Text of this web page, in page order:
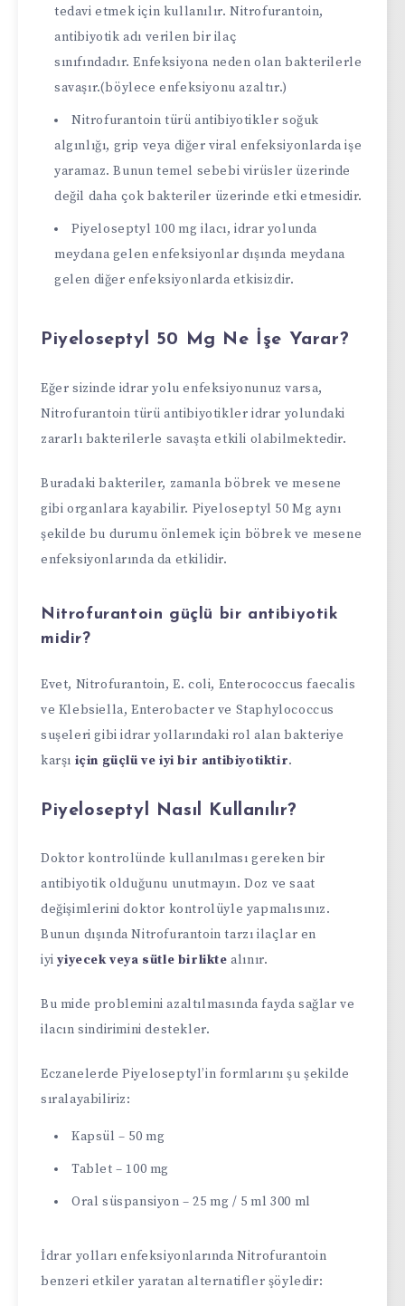
tedavi etmek için kullanılır. Nitrofurantoin,
antibiyotik adı verilen bir ilaç
sınıfındadır. Enfeksiyona neden olan bakterilerle
savaşır.(böylece enfeksiyonu azaltır.)
Nitrofurantoin türü antibiyotikler soğuk
algınlığı, grip veya diğer viral enfeksiyonlarda işe
yaramaz. Bunun temel sebebi virüsler üzerinde
değil daha çok bakteriler üzerinde etki etmesidir.
Piyeloseptyl 100 mg ilacı, idrar yolunda
meydana gelen enfeksiyonlar dışında meydana
gelen diğer enfeksiyonlarda etkisizdir.
Piyeloseptyl 50 Mg Ne İşe Yarar?
Eğer sizinde idrar yolu enfeksiyonunuz varsa,
Nitrofurantoin türü antibiyotikler idrar yolundaki
zararlı bakterilerle savaşta etkili olabilmektedir.
Buradaki bakteriler, zamanla böbrek ve mesene
gibi organlara kayabilir. Piyeloseptyl 50 Mg aynı
şekilde bu durumu önlemek için böbrek ve mesene
enfeksiyonlarında da etkilidir.
Nitrofurantoin güçlü bir antibiyotik
midir?
Evet, Nitrofurantoin, E. coli, Enterococcus faecalis
ve Klebsiella, Enterobacter ve Staphylococcus
suşeleri gibi idrar yollarındaki rol alan bakteriye
karşı için güçlü ve iyi bir antibiyotiktir.
Piyeloseptyl Nasıl Kullanılır?
Doktor kontrolünde kullanılması gereken bir
antibiyotik olduğunu unutmayın. Doz ve saat
değişimlerini doktor kontrolüyle yapmalısınız.
Bunun dışında Nitrofurantoin tarzı ilaçlar en
iyiyiyecek veya sütle birlikte alınır.
Bu mide problemini azaltılmasında fayda sağlar ve
ilacın sindirimini destekler.
Eczanelerde Piyeloseptyl’in formlarını şu şekilde
sıralayabiliriz:
Kapsül – 50 mg
Tablet – 100 mg
Oral süspansiyon – 25 mg / 5 ml 300 ml
İdrar yolları enfeksiyonlarında Nitrofurantoin
benzeri etkiler yaratan alternatifler şöyledir: